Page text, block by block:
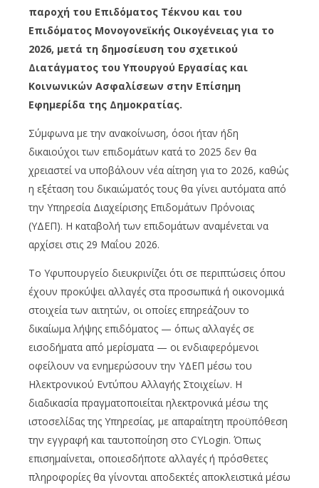
παροχή του Επιδόματος Τέκνου και του
Επιδόματος Μονογονεϊκής Οικογένειας για το
2026, μετά τη δημοσίευση του σχετικού
Διατάγματος του Υπουργού Εργασίας και
Κοινωνικών Ασφαλίσεων στην Επίσημη
Εφημερίδα της Δημοκρατίας.
Σύμφωνα με την ανακοίνωση, όσοι ήταν ήδη
δικαιούχοι των επιδομάτων κατά το 2025 δεν θα
χρειαστεί να υποβάλουν νέα αίτηση για το 2026, καθώς
η εξέταση του δικαιώματός τους θα γίνει αυτόματα από
την Υπηρεσία Διαχείρισης Επιδομάτων Πρόνοιας
(ΥΔΕΠ). Η καταβολή των επιδομάτων αναμένεται να
αρχίσει στις 29 Μαΐου 2026.
Το Υφυπουργείο διευκρινίζει ότι σε περιπτώσεις όπου
έχουν προκύψει αλλαγές στα προσωπικά ή οικονομικά
στοιχεία των αιτητών, οι οποίες επηρεάζουν το
δικαίωμα λήψης επιδόματος — όπως αλλαγές σε
εισοδήματα από μερίσματα — οι ενδιαφερόμενοι
οφείλουν να ενημερώσουν την ΥΔΕΠ μέσω του
Ηλεκτρονικού Εντύπου Αλλαγής Στοιχείων. Η
διαδικασία πραγματοποιείται ηλεκτρονικά μέσω της
ιστοσελίδας της Υπηρεσίας, με απαραίτητη προϋπόθεση
την εγγραφή και ταυτοποίηση στο CYLogin. Όπως
επισημαίνεται, οποιεσδήποτε αλλαγές ή πρόσθετες
πληροφορίες θα γίνονται αποδεκτές αποκλειστικά μέσω